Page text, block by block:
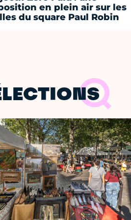
en plein air sur les
du square Paul Robin